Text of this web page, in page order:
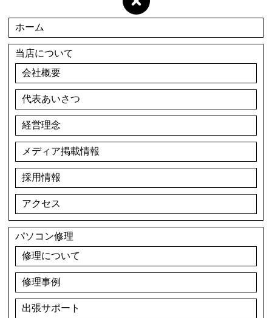
ホーム
当店について
会社概要
代表あいさつ
経営理念
メディア掲載情報
採用情報
アクセス
パソコン修理
修理について
修理事例
出張サポート